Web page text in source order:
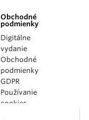
Obchodné
podmienky
Digitálne
vydanie
Obchodné
podmienky
GDPR
Používanie
cookies